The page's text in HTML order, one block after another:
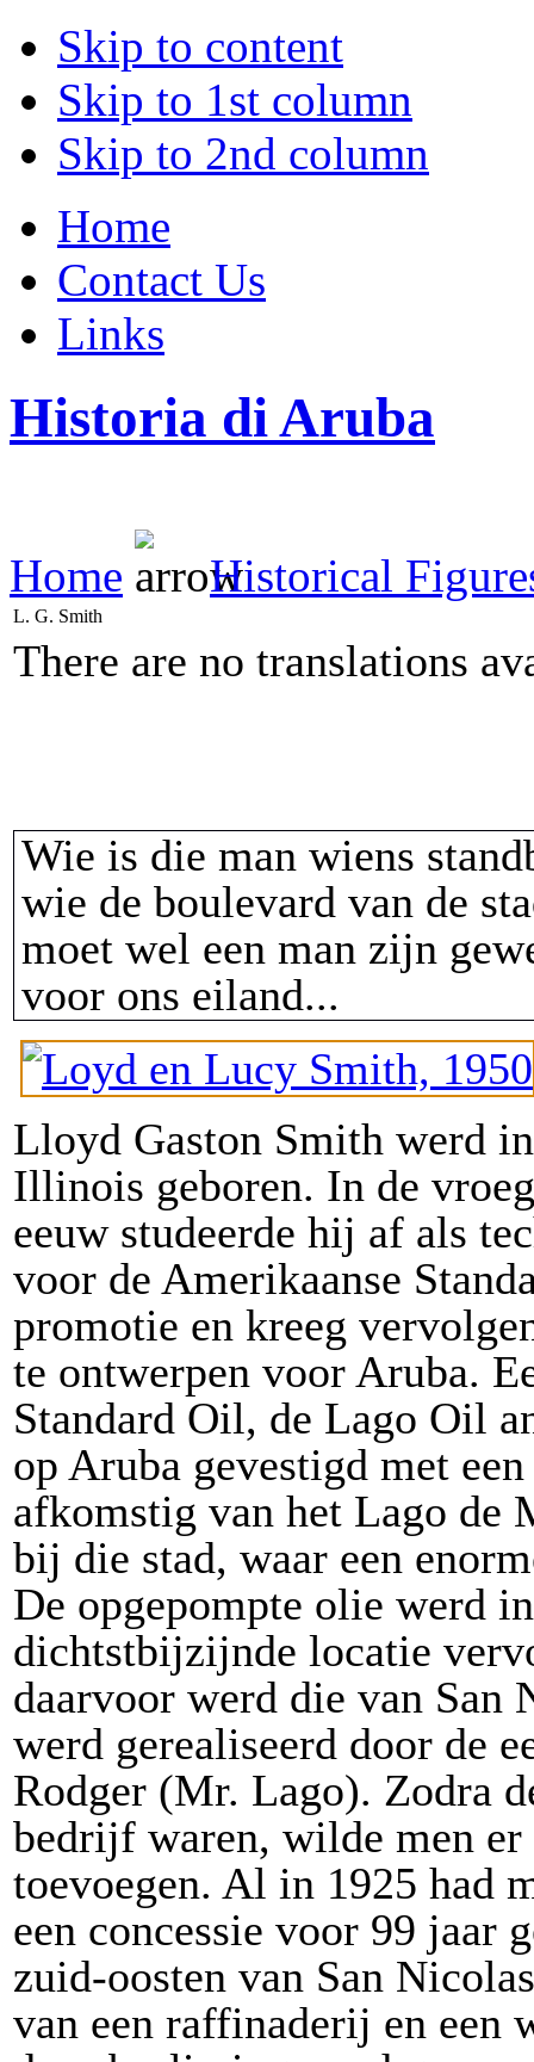
Skip to content
Skip to 1st column
Skip to 2nd column
Home
Contact Us
Links
Historia di Aruba
Home Historical
L. G. Smith
There are no translations
Wie is die man wiens
wie de boulevard van de
moet wel een man zijn
voor ons eiland...
Lloyd Gaston Smith werd
Illinois geboren. In de
eeuw studeerde hij af als
voor de Amerikaanse
promotie en kreeg
te ontwerpen voor Aruba.
Standard Oil, de Lago Oil
op Aruba gevestigd met
afkomstig van het Lago de
bij die stad, waar een
De opgepompte olie werd
dichtstbijzijnde locatie
daarvoor werd die van
werd gerealiseerd door de
Rodger (Mr. Lago). Zodra
bedrijf waren, wilde men
toevoegen. Al in 1925 had
een concessie voor 99 jaar
zuid-oosten van San
van een raffinaderij en